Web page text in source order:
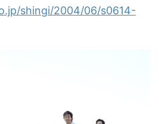
shingi/2004/06/s0614-